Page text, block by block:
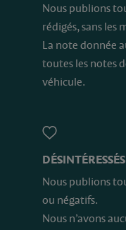
Nous publions
rédigés, sans les
La note donnée
toutes les notes
véhicule.
DÉSINTÉRESSÉS
Nous publions
ou négatifs.
Nous n’avons